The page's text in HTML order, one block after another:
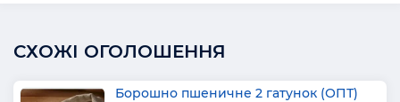
СХОЖІ ОГОЛОШЕННЯ
Борошно пшеничне 2 гатунок (ОПТ)